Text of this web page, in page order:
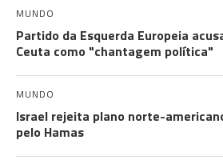
MUNDO
Partido da Esquerda Europeia
Ceuta como "chantagem política"
MUNDO
Israel rejeita plano norte-
pelo Hamas